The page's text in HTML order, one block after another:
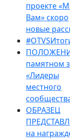
проекте
Вам» скоро
новые
памятном
«Лидеры
местного
ОБРАЗЕЦ
на